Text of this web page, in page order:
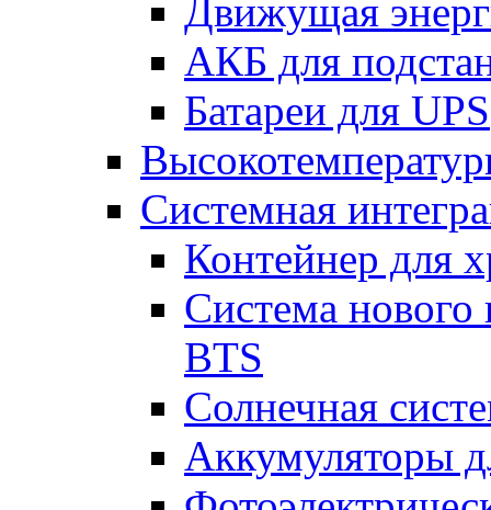
Движущая
АКБ для
Батареи для UPS
Системная
Контейнер для
Система нового
BTS
Солнечная
Аккумуляторы